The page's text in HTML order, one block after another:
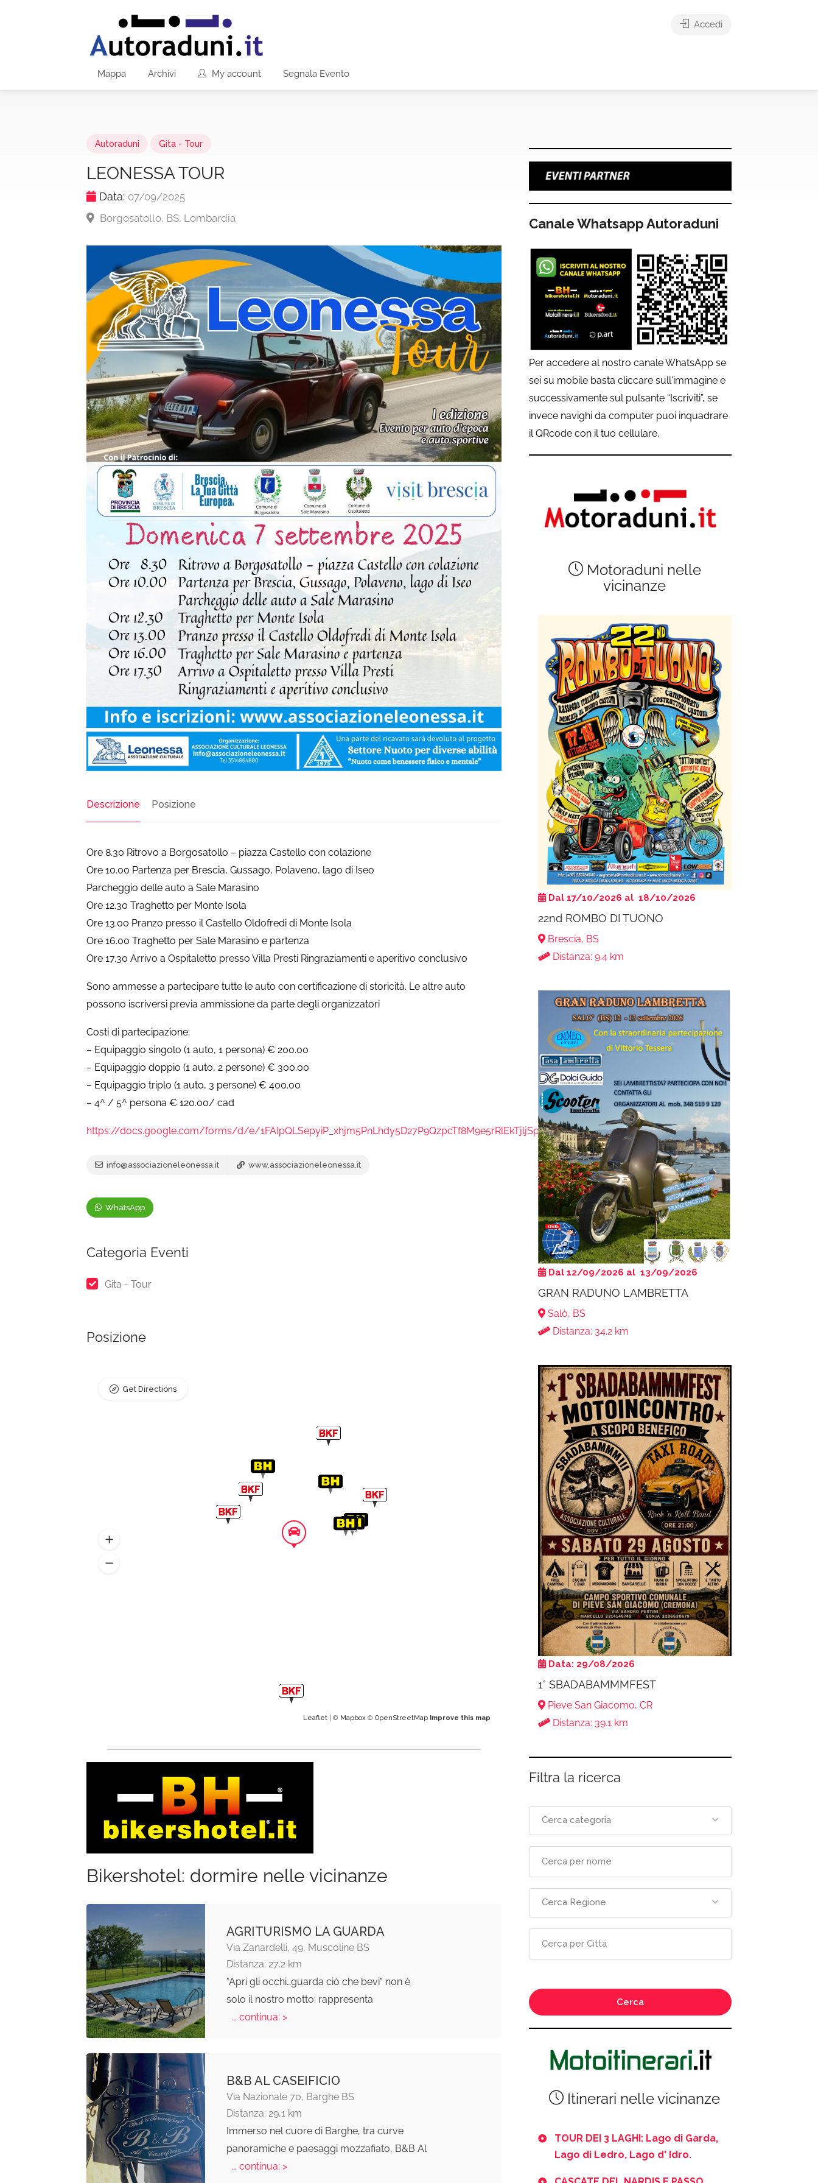
Mappa Archivi My account Segnala Evento
Accedi
Autoraduni Gita - Tour
LEONESSA TOUR
Data: 07/09/2025
Borgosatollo, BS, Lombardia
Descrizione Posizione
Ore 8.30 Ritrovo a Borgosatollo – piazza Castello con colazione
Ore 10.00 Partenza per Brescia, Gussago, Polaveno, lago di Iseo
Parcheggio delle auto a Sale Marasino
Ore 12.30 Traghetto per Monte Isola
Ore 13.00 Pranzo presso il Castello Oldofredi di Monte Isola
Ore 16.00 Traghetto per Sale Marasino e partenza
Ore 17.30 Arrivo a Ospitaletto presso Villa Presti Ringraziamenti e aperitivo conclusivo
Sono ammesse a partecipare tutte le auto con certificazione di storicità. Le altre auto
possono iscriversi previa ammissione da parte degli organizzatori
Costi di partecipazione:
– Equipaggio singolo (1 auto, 1 persona) € 200.00
– Equipaggio doppio (1 auto, 2 persone) € 300.00
– Equipaggio triplo (1 auto, 3 persone) € 400.00
– 4^ / 5^ persona € 120.00/ cad
https://docs.google.com/forms/d/e/1FAIpQLSepyiP_xhjm5PnLhdy5D27P9QzpcTf8M9e5rRlEkTjljSpVGA/viewform
info@associazioneleonessa.it www.associazioneleonessa.it
WhatsApp
Categoria Eventi
Gita - Tour
Posizione
Leaflet| © Mapbox© OpenStreetMap Improve this map
Get Directions
Bikershotel: dormire nelle vicinanze
AGRITURISMO LA GUARDA
Via Zanardelli, 49, Muscoline BS
Distanza: 27,2 km
"Apri gli occhi…guarda ciò che bevi" non è
solo il nostro motto: rappresenta
... continua: >
B&B AL CASEIFICIO
Via Nazionale 70, Barghe BS
Distanza: 29,1 km
Immerso nel cuore di Barghe, tra curve
panoramiche e paesaggi mozzafiato, B&B Al
... continua: >
Canale Whatsapp Autoraduni
Per accedere al nostro canale WhatsApp se
sei su mobile basta cliccare sull'immagine e
successivamente sul pulsante “Iscriviti”, se
invece navighi da computer puoi inquadrare
il QRcode con il tuo cellulare.
Motoraduni nelle
vicinanze
Dal 17/10/2026 al 18/10/2026
22nd ROMBO DI TUONO
Brescia, BS
Distanza: 9.4 km
Dal 12/09/2026 al 13/09/2026
GRAN RADUNO LAMBRETTA
Salò, BS
Distanza: 34.2 km
Data: 29/08/2026
1° SBADABAMMMFEST
Pieve San Giacomo, CR
Distanza: 39.1 km
Filtra la ricerca
Cerca categoria
Cerca Regione
Cerca
Itinerari nelle vicinanze
TOUR DEI 3 LAGHI: Lago di Garda,
Lago di Ledro, Lago d' Idro.